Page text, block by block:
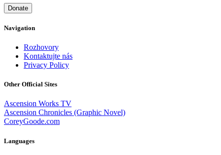
Donate
Navigation
Rozhovory
Kontaktujte nás
Privacy Policy
Other Official Sites
Ascension Works TV
Ascension Chronicles (Graphic Novel)
CoreyGoode.com
Languages